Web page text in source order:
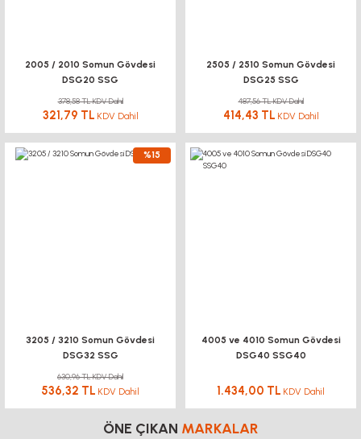
2005 / 2010 Somun Gövdesi
DSG20 SSG
378,58 TL KDV Dahil
321,79 TL KDV Dahil
2505 / 2510 Somun Gövdesi
DSG25 SSG
487,56 TL KDV Dahil
414,43 TL KDV Dahil
%15
3205 / 3210 Somun Gövdesi
DSG32 SSG
630,96 TL KDV Dahil
536,32 TL KDV Dahil
4005 ve 4010 Somun Gövdesi
DSG40 SSG40
1.434,00 TL KDV Dahil
ÖNE ÇIKAN MARKALAR